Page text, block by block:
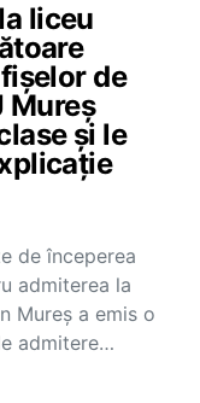
liceu
de
Mureș
și le
de începerea
admiterea la
Mureș a emis o
admitere…